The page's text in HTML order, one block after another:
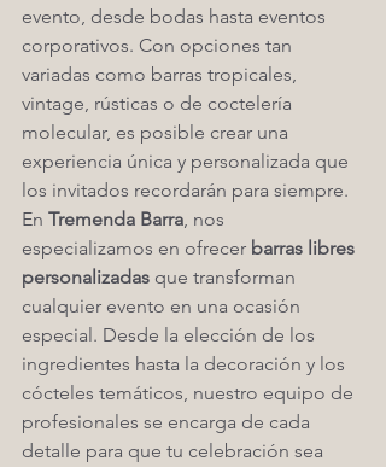
evento, desde bodas hasta eventos
corporativos. Con opciones tan
variadas como barras tropicales,
vintage, rústicas o de coctelería
molecular, es posible crear una
experiencia única y personalizada que
los invitados recordarán para siempre.
En Tremenda Barra, nos
especializamos en ofrecer barras libres
personalizadas que transforman
cualquier evento en una ocasión
especial. Desde la elección de los
ingredientes hasta la decoración y los
cócteles temáticos, nuestro equipo de
profesionales se encarga de cada
detalle para que tu celebración sea